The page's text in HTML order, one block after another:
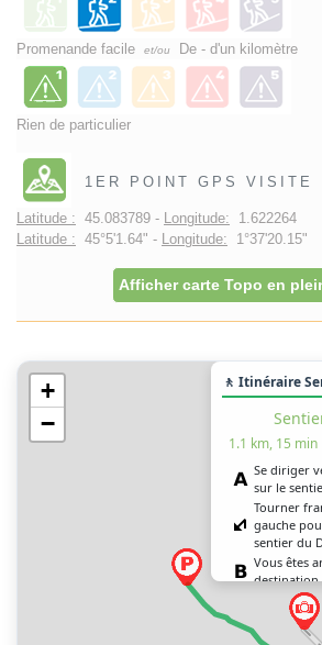
Promenande facile et/ou De - d'un kilomètre
Rien de particulier
1ER POINT GPS VISITE
Latitude : 45.083789 - Longitude: 1.622264
Latitude : 45°5'1.64" - Longitude: 1°37'20.15"
Afficher carte Topo en
+
−
🚶 Itinéraire
1.1 km, 15 min
Se diriger
sur le
Tourner
gauche
sentier du
Vous êtes